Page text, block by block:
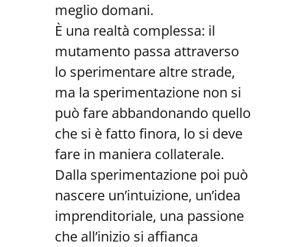
meglio domani.
È una realtà complessa: il
mutamento passa attraverso
lo sperimentare altre strade,
ma la sperimentazione non si
può fare abbandonando quello
che si è fatto finora, lo si deve
fare in maniera collaterale.
Dalla sperimentazione poi può
nascere un’intuizione, un’idea
imprenditoriale, una passione
che all’inizio si affianca